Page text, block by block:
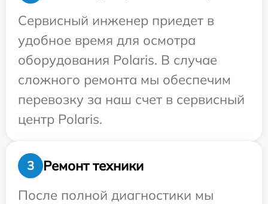
Сервисный инженер приедет в
удобное время для осмотра
оборудования Polaris. В случае
сложного ремонта мы обеспечим
перевозку за наш счет в сервисный
центр Polaris.
3
Ремонт техники
После полной диагностики мы